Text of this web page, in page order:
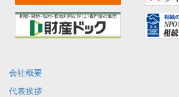
会社概要
代表挨拶